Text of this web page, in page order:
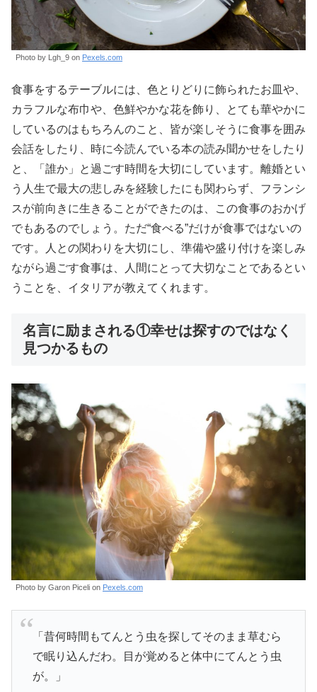
Photo by Lgh_9 on Pexels.com
食事をするテーブルには、色とりどりに飾られたお皿や、
カラフルな布巾や、色鮮やかな花を飾り、とても華やかに
しているのはもちろんのこと、皆が楽しそうに食事を囲み
会話をしたり、時に今読んでいる本の読み聞かせをしたり
と、「誰か」と過ごす時間を大切にしています。離婚とい
う人生で最大の悲しみを経験したにも関わらず、フランシ
スが前向きに生きることができたのは、この食事のおかげ
でもあるのでしょう。ただ“食べる”だけが食事ではないの
です。人との関わりを大切にし、準備や盛り付けを楽しみ
ながら過ごす食事は、人間にとって大切なことであるとい
うことを、イタリアが教えてくれます。
名言に励まされる①幸せは探すのではなく
見つかるもの
Photo by Garon Piceli on Pexels.com
「昔何時間もてんとう虫を探してそのまま草むら
で眠り込んだわ。目が覚めると体中にてんとう虫
が。」